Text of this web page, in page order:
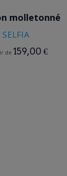
molletonné
SELFIA
de 159,00 €